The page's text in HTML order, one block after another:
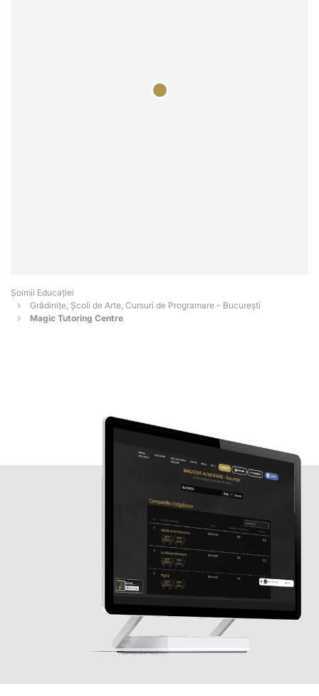
Șoimii Educației
Grădinițe, Școli de Arte, Cursuri de Programare - Bucureşti
Magic Tutoring Centre